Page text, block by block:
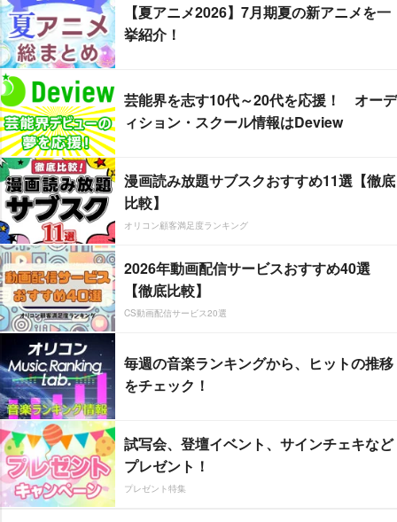
【夏アニメ2026】7月期夏の新アニメを一
挙紹介！
芸能界を志す10代～20代を応援！ オーデ
ィション・スクール情報はDeview
漫画読み放題サブスクおすすめ11選【徹底
比較】
オリコン顧客満足度ランキング
2026年動画配信サービスおすすめ40選
【徹底比較】
CS動画配信サービス20選
毎週の音楽ランキングから、ヒットの推移
をチェック！
試写会、登壇イベント、サインチェキなど
プレゼント！
プレゼント特集